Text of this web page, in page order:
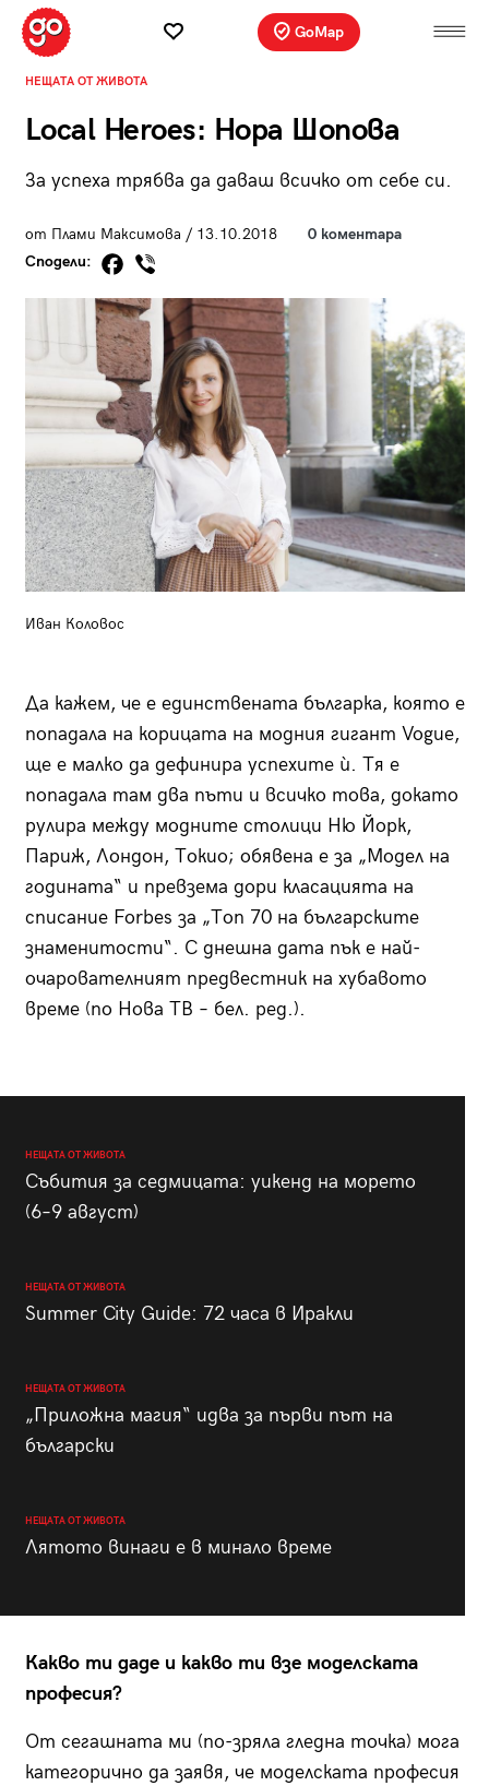
GoMap
НЕЩАТА ОТ ЖИВОТА
Local Heroes: Нора Шопова
За успеха трябва да даваш всичко от себе си.
от Плами Максимова / 13.10.2018
0 коментара
Сподели:
Иван Коловос
Да кажем, че е единствената българка, която е
попадала на корицата на модния гигант Voguе,
ще е малко да дефинира успехите ѝ. Тя е
попадала там два пъти и всичко това, докато
рулира между модните столици Ню Йорк,
Париж, Лондон, Токио; обявена е за „Модел на
годината“ и превзема дори класацията на
списание Forbes за „Топ 70 на българските
знаменитости“. С днешна дата пък е най-
очарователният предвестник на хубавото
време (по Нова ТВ – бел. ред.).
НЕЩАТА ОТ ЖИВОТА
Събития за седмицата: уикенд на морето
(6–9 август)
НЕЩАТА ОТ ЖИВОТА
Summer City Guide: 72 часа в Иракли
НЕЩАТА ОТ ЖИВОТА
„Приложна магия“ идва за първи път на
български
НЕЩАТА ОТ ЖИВОТА
Лятото винаги е в минало време
Какво ти даде и какво ти взе моделската
професия?
От сегашната ми (по-зряла гледна точка) мога
категорично да заявя, че моделската професия